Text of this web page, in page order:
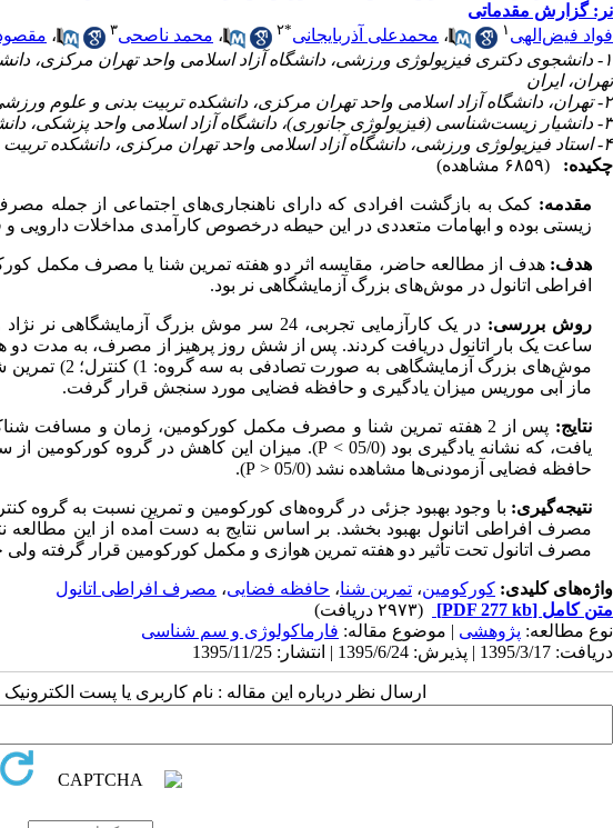
نر: گزارش مقدماتی
فواد فیض‌الهی ۱ ، محمدعلی آذربایجانی*۲ ، محمد ناصحی۳ ،
۱- دانشجوی دکتری فیزیولوژی ورزشی، دانشگاه آزاد اسلامی واحد تهران مرکزی،
تهران، ایران
۲- تهران، دانشگاه آزاد اسلامی واحد تهران مرکزی، دانشکده تربیت بدنی و علوم ورزشی، گروه فیزیولوژی ورزشی ،
۳- دانشیار زیست‌شناسی (فیزیولوژی جانوری)، دانشگاه آزاد اسلامی واحد پزشکی، دانشکده علوم نوین پزشکی، تهران، ایران
۴- استاد فیزیولوژی ورزشی، دانشگاه آزاد اسلامی واحد تهران مرکزی، دانشکده تربیت بدنی و علوم ورزشی، گروه فیزیولوژی ورزشی، تهران، ایران
چکیده:
(۶۸۵۹ مشاهده)
مقدمه: کمک به بازگشت افرادی که دارای ناهنجاری‌های اجتماعی از جمله
زیستی بوده و ابهامات متعددی در این حیطه درخصوص کارآمدی مداخلات دارویی و
هدف: هدف از مطالعه حاضر، مقایسه اثر دو هفته تمرین شنا یا مصرف مکمل
افراطی اتانول در موش‌های بزرگ آزمایشگاهی نر بود.
روش بررسی:
ساعت یک بار اتانول دریافت کردند. پس از شش روز پرهیز از مصرف، به مدت دو
ماز آبی موریس میزان یادگیری و حافظه فضایی مورد سنجش قرار گرفت.
نتایج:
پس از 2 هفته تمرین شنا و مصرف مکمل کورکومین، زمان و مسافت
یافت، که نشانه یادگیری بود (05/0 >
P). میزان این کاهش در گروه کورکومین از
حافظه فضایی آزمودنی‌ها مشاهده نشد (05/0
>
P
).
نتیجه‌گیری:
مصرف افراطی اتانول بهبود بخشد. بر اساس نتایج به دست آمده از این مطالعه
مصرف اتانول تحت تأثیر دو هفته تمرین هوازی و مکمل کورکومین قرار گرفته ولی
واژه‌های کلیدی: کورکومین، تمرین شنا، حافظه فضایی، مصرف افراطی اتانول
متن کامل [PDF 277 kb]
(۲۹۷۳ دریافت)
نوع مطالعه: پژوهشی | موضوع مقاله: فارماكولوژی و سم شناسی
دریافت: 1395/3/17 | پذیرش: 1395/6/24 | انتشار: 1395/11/25
ارسال نظر درباره این مقاله : نام کاربری یا پست